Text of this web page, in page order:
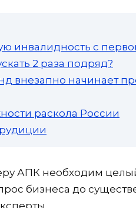
инвалидность с
2 раза подряд?
внезапно начинает
раскола России
АПК необходим
бизнеса до